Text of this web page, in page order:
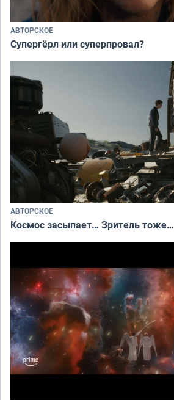
АВТОРСКОЕ
Супергёрл или суперпровал?
АВТОРСКОЕ
Космос засыпает… Зритель тоже…